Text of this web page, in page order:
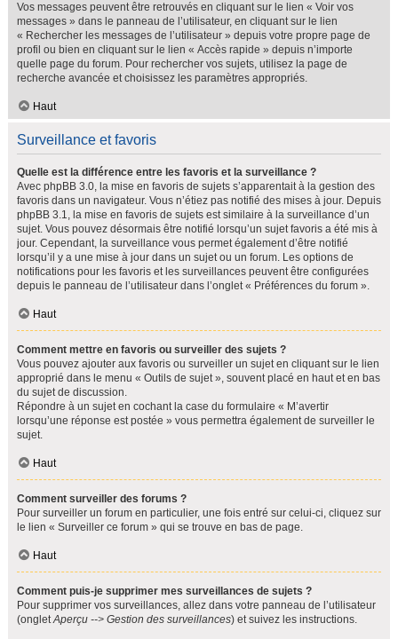
Vos messages peuvent être retrouvés en cliquant sur le lien « Voir vos
messages » dans le panneau de l’utilisateur, en cliquant sur le lien
« Rechercher les messages de l’utilisateur » depuis votre propre page de
profil ou bien en cliquant sur le lien « Accès rapide » depuis n’importe
quelle page du forum. Pour rechercher vos sujets, utilisez la page de
recherche avancée et choisissez les paramètres appropriés.
Haut
Surveillance et favoris
Quelle est la différence entre les favoris et la surveillance ?
Avec phpBB 3.0, la mise en favoris de sujets s’apparentait à la gestion des
favoris dans un navigateur. Vous n’étiez pas notifié des mises à jour. Depuis
phpBB 3.1, la mise en favoris de sujets est similaire à la surveillance d’un
sujet. Vous pouvez désormais être notifié lorsqu’un sujet favoris a été mis à
jour. Cependant, la surveillance vous permet également d’être notifié
lorsqu’il y a une mise à jour dans un sujet ou un forum. Les options de
notifications pour les favoris et les surveillances peuvent être configurées
depuis le panneau de l’utilisateur dans l’onglet « Préférences du forum ».
Haut
Comment mettre en favoris ou surveiller des sujets ?
Vous pouvez ajouter aux favoris ou surveiller un sujet en cliquant sur le lien
approprié dans le menu « Outils de sujet », souvent placé en haut et en bas
du sujet de discussion.
Répondre à un sujet en cochant la case du formulaire « M’avertir
lorsqu’une réponse est postée » vous permettra également de surveiller le
sujet.
Haut
Comment surveiller des forums ?
Pour surveiller un forum en particulier, une fois entré sur celui-ci, cliquez sur
le lien « Surveiller ce forum » qui se trouve en bas de page.
Haut
Comment puis-je supprimer mes surveillances de sujets ?
Pour supprimer vos surveillances, allez dans votre panneau de l’utilisateur
(ongletAperçu --> Gestion des surveillances) et suivez les instructions.